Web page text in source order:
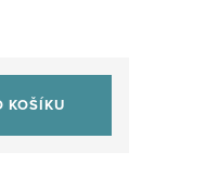
KOŠÍKU